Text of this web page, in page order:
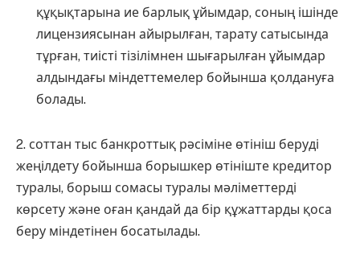
құқықтарына ие барлық ұйымдар, соның ішінде
лицензиясынан айырылған, тарату сатысында
тұрған, тиісті тізілімнен шығарылған ұйымдар
алдындағы міндеттемелер бойынша қолдануға
болады.
2. соттан тыс банкроттық рәсіміне өтініш беруді
жеңілдету бойынша борышкер өтініште кредитор
туралы, борыш сомасы туралы мәліметтерді
көрсету және оған қандай да бір құжаттарды қоса
беру міндетінен босатылады.